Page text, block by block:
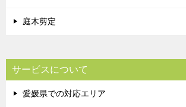
庭木剪定
サービスについて
愛媛県での対応エリア